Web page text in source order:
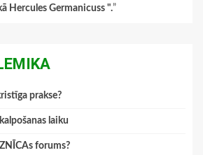
Hercules Germanicuss ".”
prakse?
laiku
forums?